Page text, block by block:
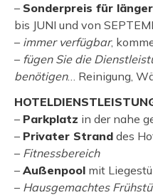
– Sonderpreis für
bis JUNI und von
– immer verfügbar,
– fügen Sie die
benötigen… Reinigung,
– Parkplatz in der nahe
– Privater Strand des
– Fitnessbereich
– Außenpool mit
– Hausgemachtes